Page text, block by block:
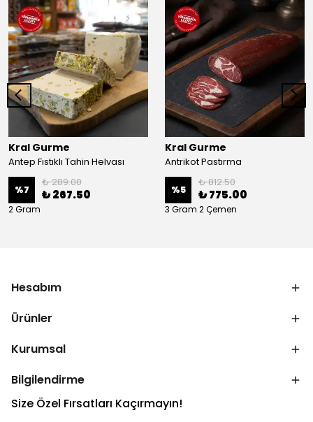
Kral Gurme
Antep Fıstıklı Tahin Helvası
%7
₺ 289.00
₺ 267.50
2 Gram
Kral Gurme
Antrikot Pastırma
%5
₺ 812.50
₺ 775.00
3 Gram 2 Çemen
Hesabım
Ürünler
Kurumsal
Bilgilendirme
Size Özel Fırsatları Kaçırmayın!